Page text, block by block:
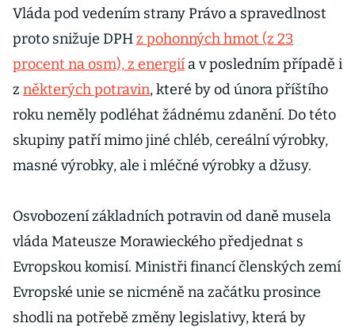
Vláda pod vedením strany Právo a spravedlnost
proto snižuje DPHz pohonných hmot (z 23
procent na osm), z energií a v posledním případě i
z některých potravin, které by od února příštího
roku neměly podléhat žádnému zdanění. Do této
skupiny patří mimo jiné chléb, cereální výrobky,
masné výrobky, ale i mléčné výrobky a džusy.
Osvobození základních potravin od daně musela
vláda Mateusze Morawieckého předjednat s
Evropskou komisí. Ministři financí členských zemí
Evropské unie se nicméně na začátku prosince
shodli na potřebě změny legislativy, která by